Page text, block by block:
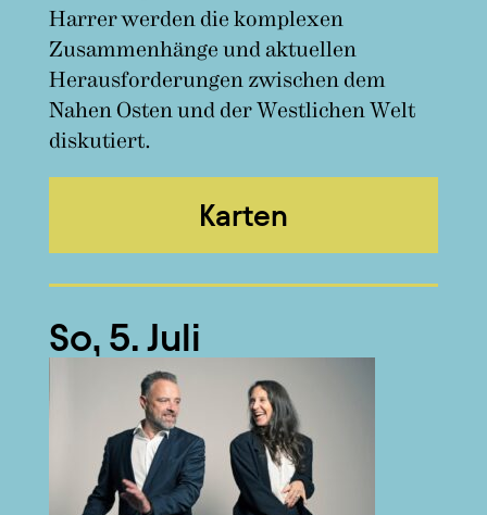
Karten
Harrer werden die komplexen
Zusammenhänge und aktuellen
Herausforderungen zwischen dem
Nahen Osten und der Westlichen Welt
diskutiert.
So, 5. Juli